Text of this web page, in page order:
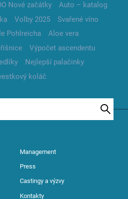
Nové začátky
Auto – katalog
Volby 2025
Svařené víno
Pohlreicha
Aloe vera
Výpočet ascendentu
Nejlepší palačinky
koláč
Management
Press
Castingy a výzvy
Kontakty